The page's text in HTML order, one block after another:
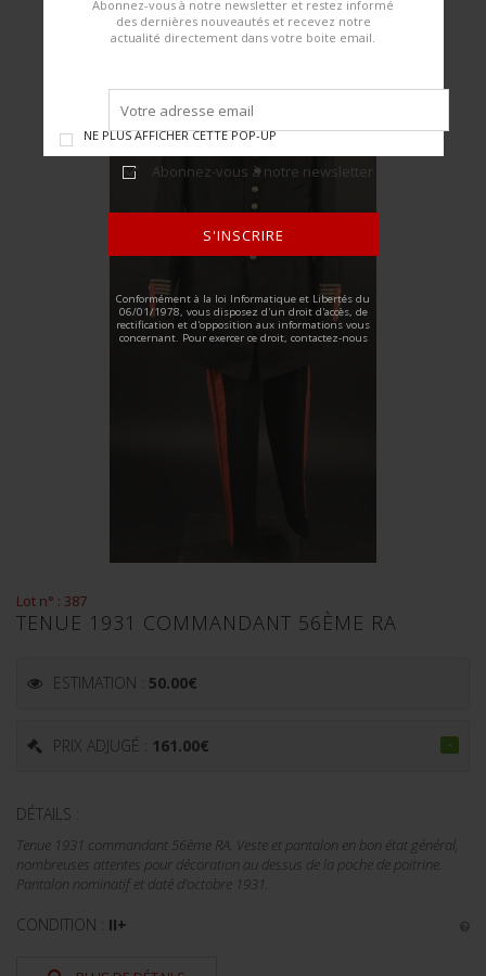
Abonnez-vous à notre newsletter et restez informé
des dernières nouveautés et recevez notre
actualité directement dans votre boite email.
Abonnez-vous à notre newsletter
S'INSCRIRE
Conformément à la loi Informatique et Libertés du
06/01/1978, vous disposez d'un droit d'accès, de
rectification et d'opposition aux informations vous
concernant. Pour exercer ce droit, contactez-nous
NE PLUS AFFICHER CETTE POP-UP
Lot n° : 387
TENUE 1931 COMMANDANT 56ÈME RA
ESTIMATION : 50.00€
PRIX ADJUGÉ : 161.00€
DÉTAILS :
Tenue 1931 commandant 56ème RA. Veste et pantalon en bon état général,
nombreuses attentes pour décoration au dessus de la poche de poitrine.
Pantalon nominatif et daté d'octobre 1931.
CONDITION : II+